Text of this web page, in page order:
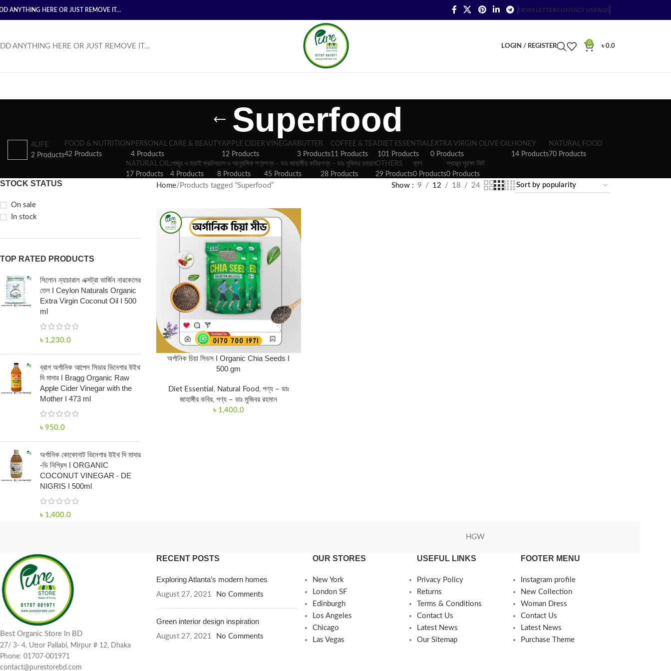
ANYTHING HERE OR JUST REMOVE IT… NEWSLETTERCONTACT USFAQS
ANYTHING HERE OR JUST REMOVE IT… LOGIN / REGISTER
0
৳0.0
Superfood
4LIFE
2 Products
FOOD & NUTRITION
42 Products
PERSONAL CARE & BEAUTY
4 Products
APPLE CIDER VINEGAR
12 Products
BUTTER
3 Products
COFFEE & TEA
11 Products
DIET ESSENTIAL
101 Products
EXTRA VIRGIN OLIVE OIL
0 Products
HONEY
14 Products
NATURAL FOOD
70 Products
NATURAL OIL
17 Products
খেজুর ও ড্রাই ফ্রূটস
4 Products
চাল ও আনুষঙ্গিক পণ্য
8 Products
পণ্য – ডাঃ জাহাঙ্গীর কবির
45 Products
পণ্য – ডাঃ মুজিবর রহমান
28 Products
OTHERS
29 Products
ব্লগ
0 Products
স্বাস্থ্য সুরক্ষা কিট
0 Products
STOCK STATUS
On sale
In stock
TOP RATED PRODUCTS
সিলোন ন্যাচারাল এক্সট্রা ভার্জিন নারকেলের
তেল I Ceylon Naturals Organic
Extra Virgin Coconut Oil I 500
ml
৳ 1,230.0
ব্রাগ অর্গানিক আপেল সিডার ভিনেগার উইথ
দি মাদার I Bragg Organic Raw
Apple Cider Vinegar with the
Mother I 473 ml
৳ 950.0
অর্গানিক কোকোনাট ভিনেগার উইথ দি মাদার
-ডি নিগ্রিস I ORGANIC
COCONUT VINEGAR - DE
NIGRIS I 500ml
৳ 1,400.0
Home Products tagged “Superfood” Show 9 12 18 24
অর্গানিক চিয়া সিডস I Organic Chia Seeds I
500 gm
Diet Essential , Natural Food , পণ্য – ডাঃ
জাহাঙ্গীর কবির,পণ্য – ডাঃ মুজিবর রহমান
৳ 1,400.0
HGW
Best Organic Store In BD
27/ 3- 4, Uttor Pallabi, Mirpur # 12, Dhaka
Phone: 01707-001971
contact@purestorebd.com
RECENT POSTS
Exploring Atlanta’s modern homes
August 27, 2021 No Comments
Green interior design inspiration
August 27, 2021 No Comments
OUR STORES
New York
London SF
Edinburgh
Los Angeles
Chicago
Las Vegas
USEFUL LINKS
Privacy Policy
Returns
Terms & Conditions
Contact Us
Latest News
Our Sitemap
FOOTER MENU
Instagram profile
New Collection
Woman Dress
Contact Us
Latest News
Purchase Theme